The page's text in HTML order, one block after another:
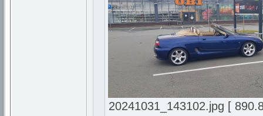
20241031_143102.jpg [